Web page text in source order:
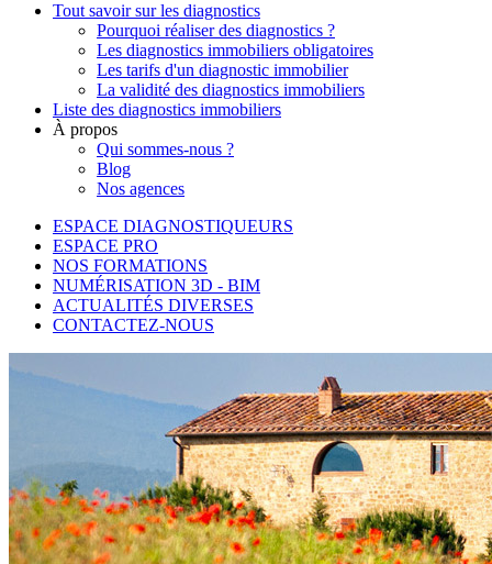
Tout savoir sur les diagnostics
Pourquoi réaliser des diagnostics ?
Les diagnostics immobiliers obligatoires
Les tarifs d'un diagnostic immobilier
La validité des diagnostics immobiliers
Liste des diagnostics immobiliers
À propos
Qui sommes-nous ?
Blog
Nos agences
ESPACE DIAGNOSTIQUEURS
ESPACE PRO
NOS FORMATIONS
NUMÉRISATION 3D - BIM
ACTUALITÉS DIVERSES
CONTACTEZ-NOUS